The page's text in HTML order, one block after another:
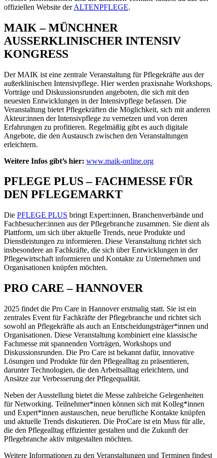
offiziellen Website derALTENPFLEGE.
MAIK – MÜNCHNER
AUSSERKLINISCHER INTENSIV
KONGRESS
Der MAIK ist eine zentrale Veranstaltung für Pflegekräfte aus der
außerklinischen Intensivpflege. Hier werden praxisnahe Workshops,
Vorträge und Diskussionsrunden angeboten, die sich mit den
neuesten Entwicklungen in der Intensivpflege befassen. Die
Veranstaltung bietet Pflegekräften die Möglichkeit, sich mit anderen
Akteur:innen der Intensivpflege zu vernetzen und von deren
Erfahrungen zu profitieren. Regelmäßig gibt es auch digitale
Angebote, die den Austausch zwischen den Veranstaltungen
erleichtern.
Weitere Infos gibt’s hier: www.maik-online.org
PFLEGE PLUS – FACHMESSE FÜR
DEN PFLEGEMARKT
Die PFLEGE PLUS bringt Expert:innen, Branchenverbände und
Fachbesucher:innen aus der Pflegebranche zusammen. Sie dient als
Plattform, um sich über aktuelle Trends, neue Produkte und
Dienstleistungen zu informieren. Diese Veranstaltung richtet sich
insbesondere an Fachkräfte, die sich über Entwicklungen in der
Pflegewirtschaft informieren und Kontakte zu Unternehmen und
Organisationen knüpfen möchten.
PRO CARE – HANNOVER
2025 findet die Pro Care in Hannover erstmalig statt. Sie ist ein
zentrales Event für Fachkräfte der Pflegebranche und richtet sich
sowohl an Pflegekräfte als auch an Entscheidungsträger*innen und
Organisationen. Diese Veranstaltung kombiniert eine klassische
Fachmesse mit spannenden Vorträgen, Workshops und
Diskussionsrunden. Die Pro Care ist bekannt dafür, innovative
Lösungen und Produkte für den Pflegealltag zu präsentieren,
darunter Technologien, die den Arbeitsalltag erleichtern, und
Ansätze zur Verbesserung der Pflegequalität.
Neben der Ausstellung bietet die Messe zahlreiche Gelegenheiten
für Networking. Teilnehmer*innen können sich mit Kolleg*innen
und Expert*innen austauschen, neue berufliche Kontakte knüpfen
und aktuelle Trends diskutieren. Die ProCare ist ein Muss für alle,
die den Pflegealltag effizienter gestalten und die Zukunft der
Pflegebranche aktiv mitgestalten möchten.
Weitere Informationen zu den Veranstaltungen und Terminen findest